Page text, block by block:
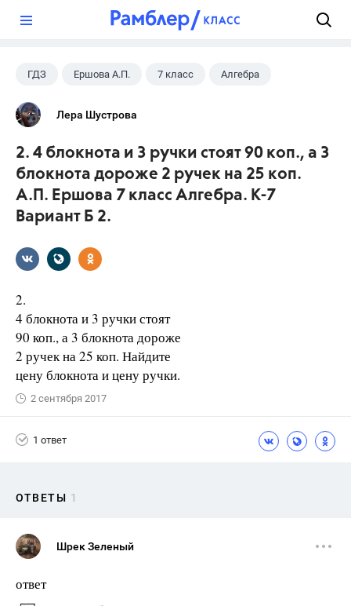
ГДЗ Ершова А.П. 7 класс Алгебра
Лера Шустрова
2. 4 блокнота и 3 ручки стоят 90 коп., а 3
блокнота дороже 2 ручек на 25 коп.
А.П. Ершова 7 класс Алгебра. К-7
Вариант Б 2.
2.
4 блокнота и 3 ручки стоят
90 коп., а 3 блокнота дороже
2 ручек на 25 коп. Найдите
цену блокнота и цену ручки.
2 сентября 2017
1 ответ
ОТВЕТЫ 1
Шрек Зеленый
ответ